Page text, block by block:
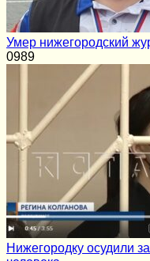
Умер нижегородский
0989
Нижегородку осудили